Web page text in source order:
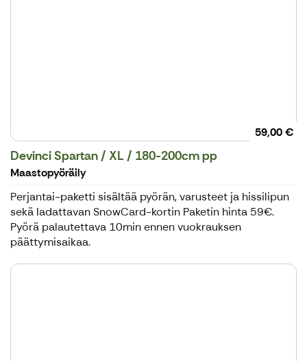
59,00 €
Devinci Spartan / XL / 180-200cm pp
Maastopyöräily
Perjantai-paketti sisältää pyörän, varusteet ja hissilipun
sekä ladattavan SnowCard-kortin Paketin hinta 59€.
Pyörä palautettava 10min ennen vuokrauksen
päättymisaikaa.